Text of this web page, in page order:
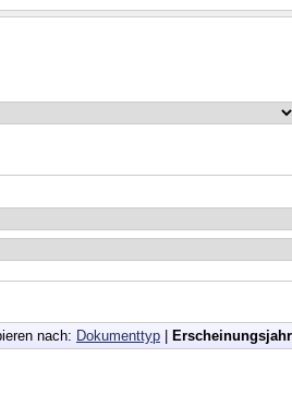
nach: Dokumenttyp Erscheinungsjahr